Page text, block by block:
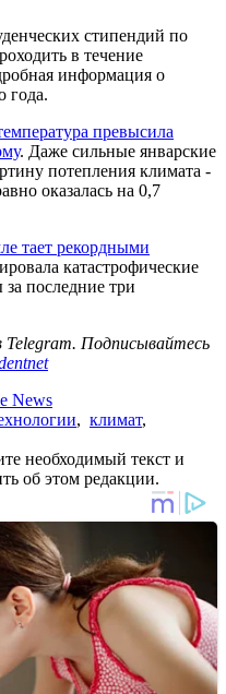
стипендий по
в течение
информация о
года.
превысила
. Даже сильные январские
потепления климата -
оказалась на 0,7
тает рекордными
катастрофические
последние три
Telegram. Подписывайтесь
News
, климат,
необходимый текст и
об этом редакции.